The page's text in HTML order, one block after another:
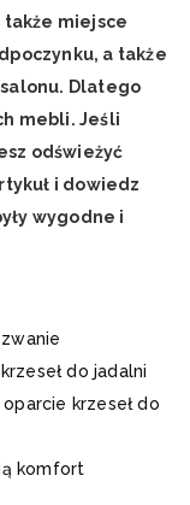
także miejsce
a także
Dlatego
mebli. Jeśli
odświeżyć
i dowiedz
wygodne i
do jadalni
krzeseł do
komfort